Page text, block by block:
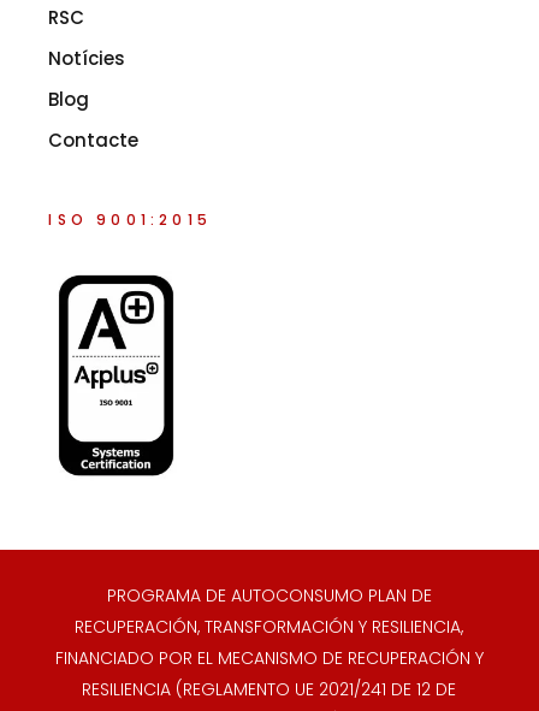
RSC
Notícies
Blog
Contacte
ISO 9001:2015
PROGRAMA DE AUTOCONSUMO PLAN DE
RECUPERACIÓN, TRANSFORMACIÓN Y RESILIENCIA,
FINANCIADO POR EL MECANISMO DE RECUPERACIÓN Y
RESILIENCIA (REGLAMENTO UE 2021/241 DE 12 DE